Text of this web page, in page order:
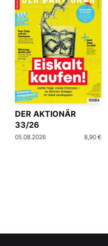
DER AKTIONÄR
33/26
05.08.2026 8,90 €